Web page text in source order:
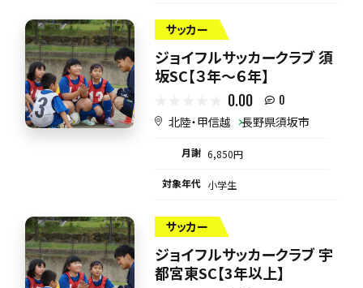
サッカー
ジョイフルサッカークラブ 須
坂SC【３年～６年】
0.00 0
北陸・甲信越 長野県須坂市
月謝 6,850円
対象年代 小学生
サッカー
ジョイフルサッカークラブ 宇
都宮東SC【3年以上】